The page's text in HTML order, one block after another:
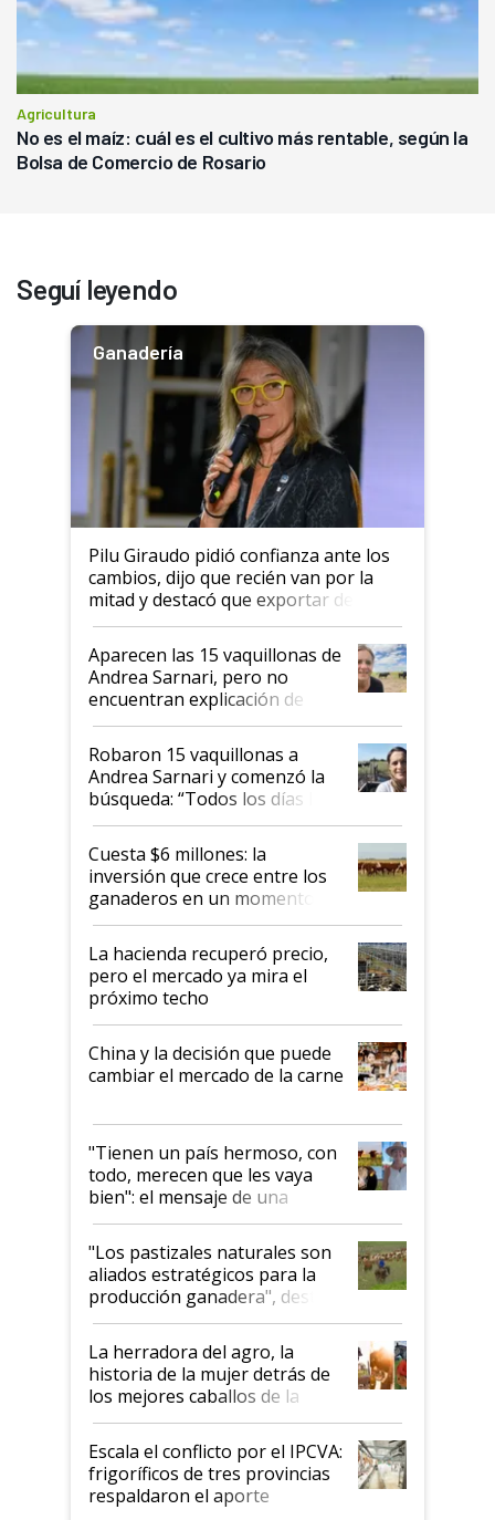
Agricultura
No es el maíz: cuál es el cultivo más rentable, según la
Bolsa de Comercio de Rosario
Seguí leyendo
Ganadería
Pilu Giraudo pidió confianza ante los
cambios, dijo que recién van por la
mitad y destacó que exportar dejó de
ser "para unos pocos": "Tenemos un
mandato muy claro del gobierno
nacional"
Aparecen las 15 vaquillonas de
Andrea Sarnari, pero no
encuentran explicación de
cómo llegaron allí
Robaron 15 vaquillonas a
Andrea Sarnari y comenzó la
búsqueda: “Todos los días le
toca a algún productor”
Cuesta $6 millones: la
inversión que crece entre los
ganaderos en un momento
histórico para la actividad
La hacienda recuperó precio,
pero el mercado ya mira el
próximo techo
China y la decisión que puede
cambiar el mercado de la carne
"Tienen un país hermoso, con
todo, merecen que les vaya
bien": el mensaje de una
ganadera uruguaya sobre las
oportunidades que se abren
para el agro en Argentina, con
foco en la carne
"Los pastizales naturales son
aliados estratégicos para la
producción ganadera", destaca
la iniciativa que ya reúne a 46
establecimientos en Argentina
La herradora del agro, la
historia de la mujer detrás de
los mejores caballos de la
Argentina y los mitos que
todavía hacen sufrir a estos
animales: "Mientras me
descalificaban, yo seguí
haciendo currículum"
Escala el conflicto por el IPCVA:
frigoríficos de tres provincias
respaldaron el aporte